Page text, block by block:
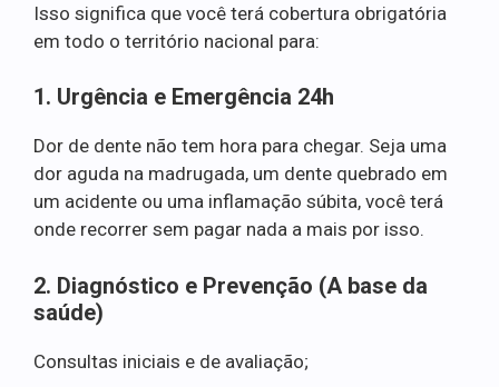
Isso significa que você terá cobertura obrigatória
em todo o território nacional para:
1. Urgência e Emergência 24h
Dor de dente não tem hora para chegar. Seja uma
dor aguda na madrugada, um dente quebrado em
um acidente ou uma inflamação súbita, você terá
onde recorrer sem pagar nada a mais por isso.
2. Diagnóstico e Prevenção (A base da
saúde)
Consultas iniciais e de avaliação;